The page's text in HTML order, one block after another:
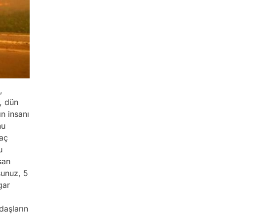
dün
insanı
5